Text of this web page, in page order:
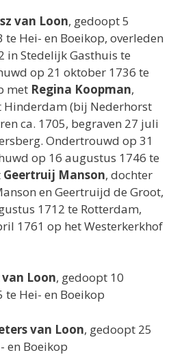
van Loon, gedoopt 5
te Hei- en Boeikop, overleden
in Stedelijk Gasthuis te
op 21 oktober 1736 te
met Regina Koopman,
Hinderdam (bij Nederhorst
ca. 1705, begraven 27 juli
Ondertrouwd op 31
op 16 augustus 1746 te
Geertruij Manson, dochter
en Geertruijd de Groot,
1712 te Rotterdam,
1761 op het Westerkerkhof
van Loon, gedoopt 10
te Hei- en Boeikop
van Loon, gedoopt 25
en Boeikop